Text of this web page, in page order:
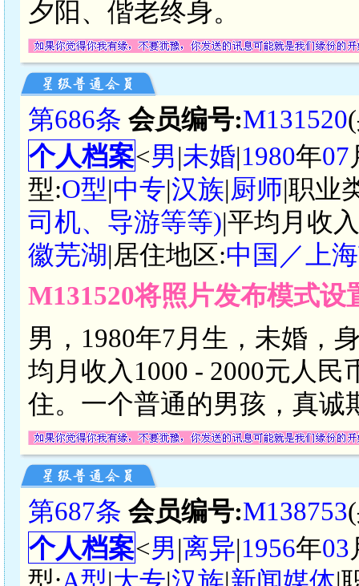
夕阳、偕老终身。
第686条 会员编号:M131520
个人档案<男|未婚|1980年07
型:O型|中专|汉族|厨师|职业
司机、导游等等)|平均月收
徽芜湖|居住地区:中国／上
M131520将照片发布模式
男，1980年7月生，未婚，
均月收入1000 - 2000元人
住。一个普通的男孩，真诚
第687条 会员编号:M138753
个人档案<男|离异|1956年03